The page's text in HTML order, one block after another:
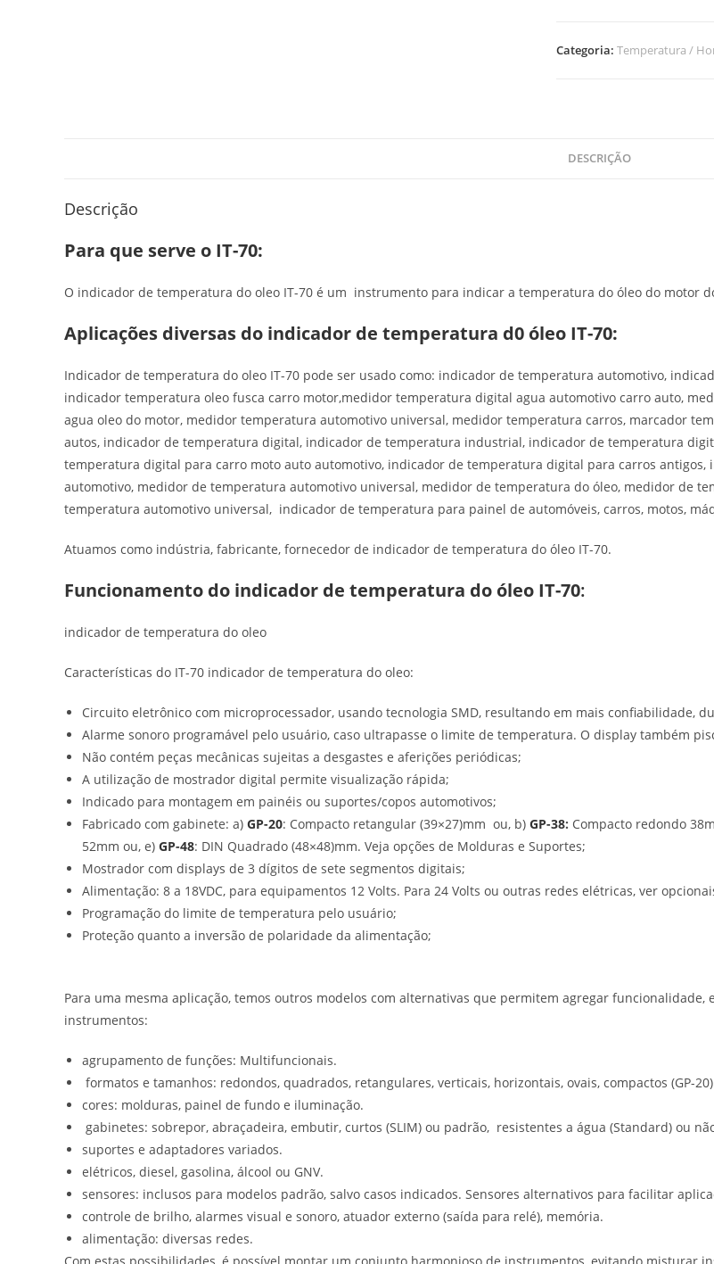
As
Categoria: Temperatura /
DESCRIÇÃO
Descrição
Para que serve o IT-70:
O indicador de temperatura do oleo IT-70 é um instrumento para indicar a temperatura do óleo do motor
Aplicações diversas do indicador de temperatura d0 óleo IT-70:
Indicador de temperatura do oleo IT-70 pode ser usado como: indicador de temperatura automotivo,
indicador temperatura oleo fusca carro motor,medidor temperatura digital agua automotivo carro auto,
agua oleo do motor, medidor temperatura automotivo universal, medidor temperatura carros, marcador
autos, indicador de temperatura digital, indicador de temperatura industrial, indicador de temperatura
temperatura digital para carro moto auto automotivo, indicador de temperatura digital para carros
automotivo, medidor de temperatura automotivo universal, medidor de temperatura do óleo, medidor de
temperatura automotivo universal, indicador de temperatura para painel de automóveis, carros, motos,
Atuamos como indústria, fabricante, fornecedor de indicador de temperatura do óleo IT-70.
Funcionamento do indicador de temperatura do óleo IT-70:
indicador de temperatura do oleo
Características do IT-70 indicador de temperatura do oleo:
Circuito eletrônico com microprocessador, usando tecnologia SMD, resultando em mais confiabilidade,
Alarme sonoro programável pelo usuário, caso ultrapasse o limite de temperatura. O display também
Não contém peças mecânicas sujeitas a desgastes e aferições periódicas;
A utilização de mostrador digital permite visualização rápida;
Indicado para montagem em painéis ou suportes/copos automotivos;
Fabricado com gabinete: a) GP-20: Compacto retangular (39×27)mm ou, b) GP-38: Compacto redondo
52mm ou, e) GP-48: DIN Quadrado (48×48)mm. Veja opções de Molduras e Suportes;
Mostrador com displays de 3 dígitos de sete segmentos digitais;
Alimentação: 8 a 18VDC, para equipamentos 12 Volts. Para 24 Volts ou outras redes elétricas, ver
Programação do limite de temperatura pelo usuário;
Proteção quanto a inversão de polaridade da alimentação;
Para uma mesma aplicação, temos outros modelos com alternativas que permitem agregar
instrumentos:
agrupamento de funções: Multifuncionais.
formatos e tamanhos: redondos, quadrados, retangulares, verticais, horizontais, ovais, compactos (GP-
cores: molduras, painel de fundo e iluminação.
gabinetes: sobrepor, abraçadeira, embutir, curtos (SLIM) ou padrão, resistentes a água (Standard) ou
suportes e adaptadores variados.
elétricos, diesel, gasolina, álcool ou GNV.
sensores: inclusos para modelos padrão, salvo casos indicados. Sensores alternativos para facilitar
controle de brilho, alarmes visual e sonoro, atuador externo (saída para relé), memória.
alimentação: diversas redes.